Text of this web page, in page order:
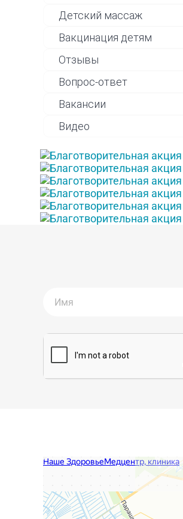
Детский массаж
Вакцинация детям
Отзывы
Вопрос-ответ
Вакансии
Видео